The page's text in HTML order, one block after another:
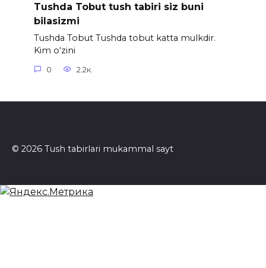
Tushda Tobut tush tabiri siz buni
bilasizmi
Tushda Tobut Tushda tobut katta mulkdir.
Kim o‘zini
0 2.2к.
© 2026 Tush tabirlari mukammal sayt